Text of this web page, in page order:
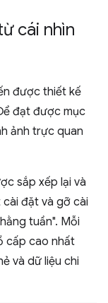
cái nhìn
được thiết kế
đạt được mục
ảnh trực quan
sắp xếp lại và
đặt và gỡ cài
tuần". Mỗi
cấp cao nhất
và dữ liệu chi